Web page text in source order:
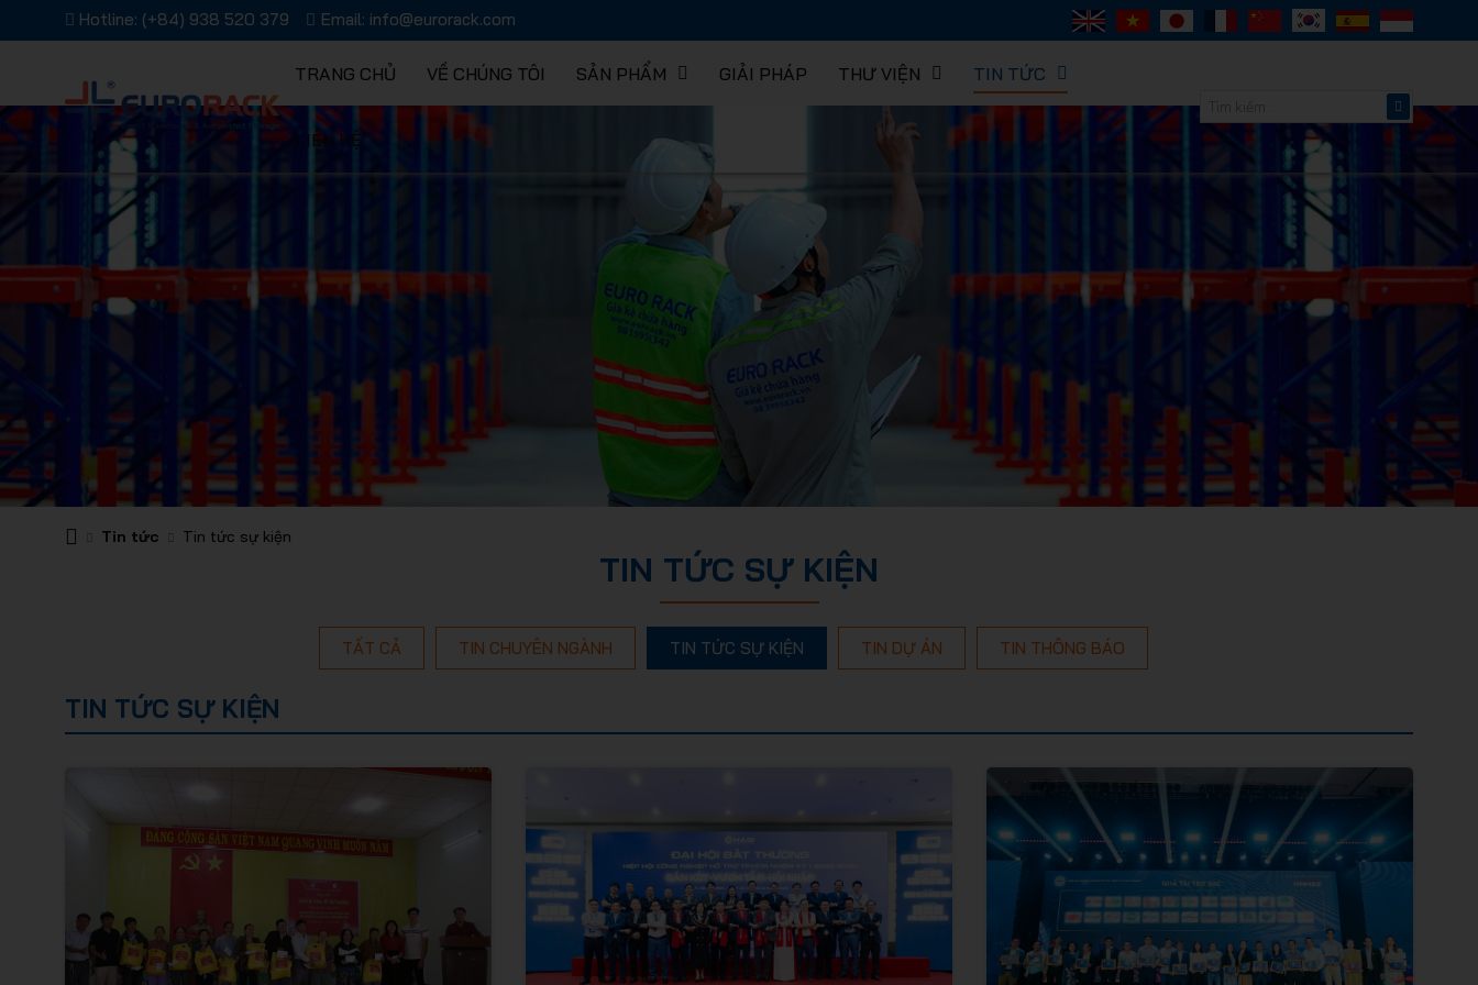
Hotline: (+84) 938 520 379 Email: info@eurorack.com
TRANG CHỦ VỀ CHÚNG TÔI SẢN PHẨM GIẢI PHÁP THƯ VIỆN TIN TỨC
LIÊN HỆ
Kệ chứa hàng EURORACK -
Giải pháp lưu trữ thông minh
Tin tức Tin tức sự kiện
TIN TỨC SỰ KIỆN
TẤT CẢ TIN CHUYÊN NGÀNH TIN TỨC SỰ KIỆN TIN DỰ ÁN TIN THÔNG BÁO
TIN TỨC SỰ KIỆN